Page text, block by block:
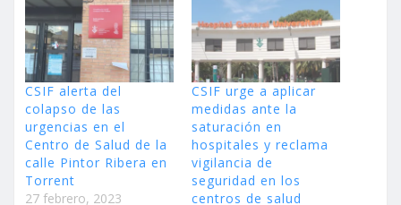
CSIF alerta del
colapso de las
urgencias en el
Centro de Salud de la
calle Pintor Ribera en
Torrent
27 febrero, 2023
CSIF urge a aplicar
medidas ante la
saturación en
hospitales y reclama
vigilancia de
seguridad en los
centros de salud